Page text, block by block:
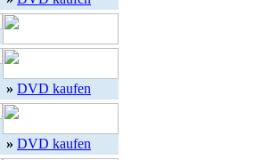
» DVD kaufen
» DVD kaufen